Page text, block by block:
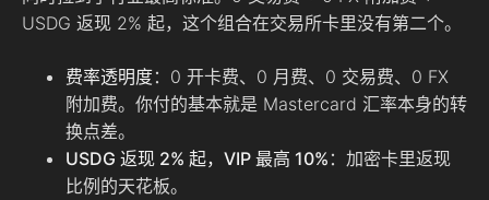
USDG 返现 2% 起，这个组合在交易所卡里没有第二个。
费率透明度：0 开卡费、0 月费、0 交易费、0 FX
附加费。你付的基本就是 Mastercard 汇率本身的转
换点差。
USDG 返现 2% 起，VIP 最高 10% ：加密卡里返现
比例的天花板。